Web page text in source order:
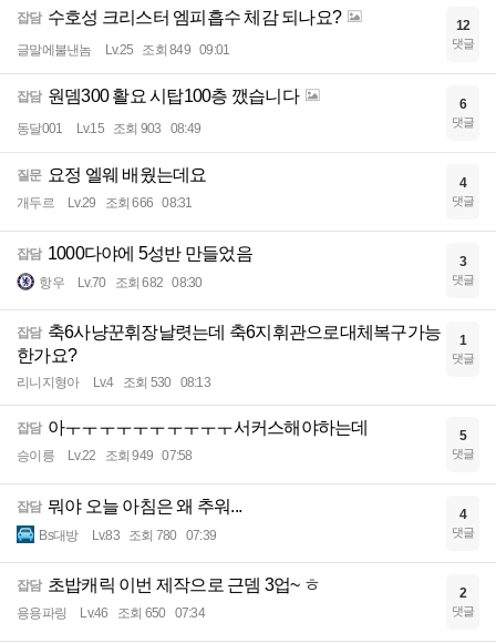
잡담 수호성 크리스터 엠피흡수 체감 되나요?
글말에불낸놈 Lv.25 조회 849 09:01
12
댓글
잡담 원뎀300 활요 시탑100층 깼습니다
동달001 Lv.15 조회 903 08:49
6
댓글
질문 요정 엘웨 배웠는데요
개두르 Lv.29 조회 666 08:31
4
댓글
잡담 1000다야에 5성반 만들었음
항우 Lv.70 조회 682 08:30
3
댓글
잡담 축6사냥꾼휘장날렷는데 축6지휘관으로대체복구가능
한가요?
리니지형아 Lv.4 조회 530 08:13
1
댓글
잡담 아ㅜㅜㅜㅜㅜㅜㅜㅜㅜㅜ서커스해야하는데
승이릉 Lv.22 조회 949 07:58
5
댓글
잡담 뭐야 오늘 아침은 왜 추워...
Bs대방 Lv.83 조회 780 07:39
4
댓글
잡담 초밥캐릭 이번 제작으로 근뎀 3업~ ㅎ
용용파링 Lv.46 조회 650 07:34
2
댓글